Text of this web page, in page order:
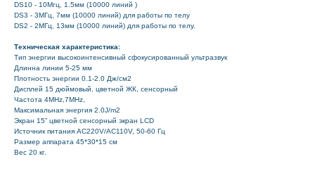
DS10 - 10Мгц, 1.5мм (10000 линий )
DS3 - 3МГц, 7мм (10000 линий) для работы по телу
DS2 - 2МГц, 13мм (10000 линий) для работы по телу.
Техническая характеристика:
Тип энергии высокоинтенсивный сфокусированный ультразвук
Длинна линии 5-25 мм
Плотность энергии 0.1-2.0 Дж/см2
Дисплей 15 дюймовый, цветной ЖК, сенсорный
Частота 4MHz,7MHz,
Максимальная энергия 2.0J/m2
Экран 15” цветной сенсорный экран LCD
Источник питания AC220V/AC110V, 50-60 Гц
Размер аппарата 45*30*15 см
Вес 20 кг.